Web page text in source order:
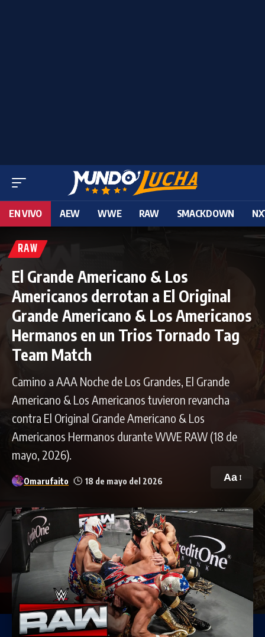
EN VIVO AEW WWE RAW SMACKDOWN
RAW
El Grande Americano & Los
Americanos derrotan a El Original
Grande Americano & Los Americanos
Hermanos en un Trios Tornado Tag
Team Match
Camino a AAA Noche de Los Grandes, El Grande
Americano & Los Americanos tuvieron revancha
contra El Original Grande Americano & Los
Americanos Hermanos durante WWE RAW (18 de
mayo, 2026).
Omarufaito 18 de mayo del 2026 Aa